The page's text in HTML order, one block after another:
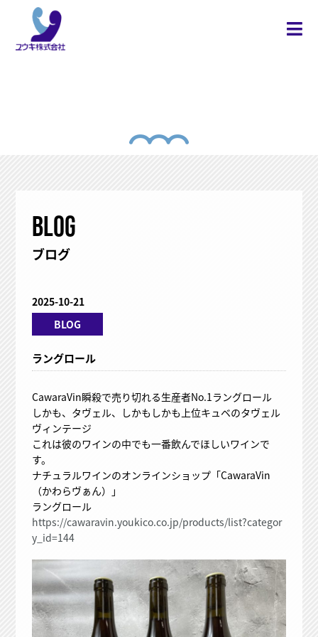
BLOG
ブログ
2025-10-21
BLOG
ラングロール
CawaraVin瞬殺で売り切れる生産者No.1ラングロール
しかも、タヴェル、しかもしかも上位キュベのタヴェル
ヴィンテージ
これは彼のワインの中でも一番飲んでほしいワインで
す。
ナチュラルワインのオンラインショップ「CawaraVin
（かわらヴぁん）」
ラングロール
https://cawaravin.youkico.co.jp/products/list?categor
y_id=144